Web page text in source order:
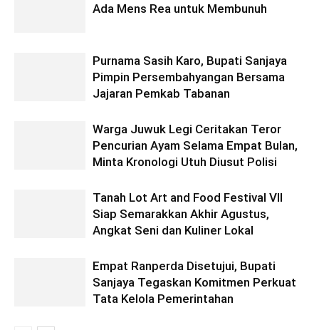
Ada Mens Rea untuk Membunuh
Purnama Sasih Karo, Bupati Sanjaya
Pimpin Persembahyangan Bersama
Jajaran Pemkab Tabanan
Warga Juwuk Legi Ceritakan Teror
Pencurian Ayam Selama Empat Bulan,
Minta Kronologi Utuh Diusut Polisi
Tanah Lot Art and Food Festival VII
Siap Semarakkan Akhir Agustus,
Angkat Seni dan Kuliner Lokal
Empat Ranperda Disetujui, Bupati
Sanjaya Tegaskan Komitmen Perkuat
Tata Kelola Pemerintahan